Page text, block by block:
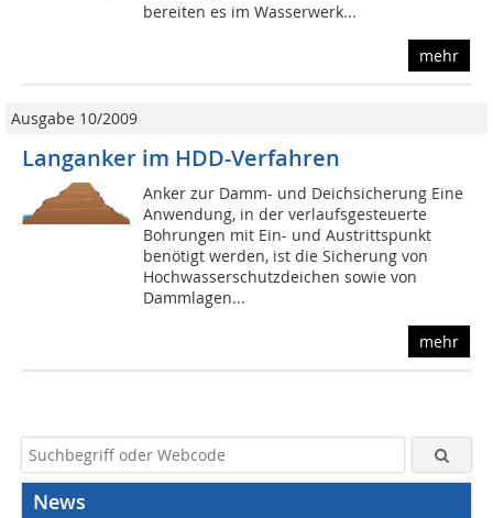
bereiten es im Wasserwerk...
mehr
Ausgabe 10/2009
Langanker im HDD-Verfahren
Anker zur Damm- und Deichsicherung Eine
Anwendung, in der verlaufsgesteuerte
Bohrungen mit Ein- und Austrittspunkt
benötigt werden, ist die Sicherung von
Hochwasserschutzdeichen sowie von
Dammlagen...
mehr
News